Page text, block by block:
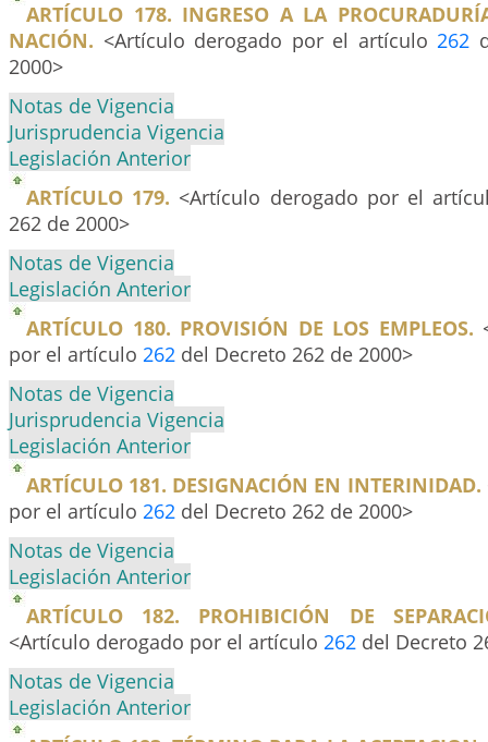
ARTÍCULO 178. INGRESO A LA
NACIÓN. <Artículo derogado por el artículo 262
2000>
Notas de Vigencia
Jurisprudencia Vigencia
Legislación Anterior
ARTÍCULO 179. <Artículo derogado por el
262 de 2000>
Notas de Vigencia
Legislación Anterior
ARTÍCULO 180. PROVISIÓN DE LOS EMPLEOS.
por el artículo 262 del Decreto 262 de 2000>
Notas de Vigencia
Jurisprudencia Vigencia
Legislación Anterior
ARTÍCULO 181. DESIGNACIÓN EN INTERINIDAD.
por el artículo 262 del Decreto 262 de 2000>
Notas de Vigencia
Legislación Anterior
ARTÍCULO 182. PROHIBICIÓN DE
<Artículo derogado por el artículo 262 del Decreto
Notas de Vigencia
Legislación Anterior